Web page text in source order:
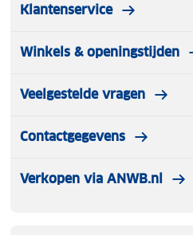
Klantenservice
Winkels & openingstijden
Veelgestelde vragen
Contactgegevens
Verkopen via ANWB.nl